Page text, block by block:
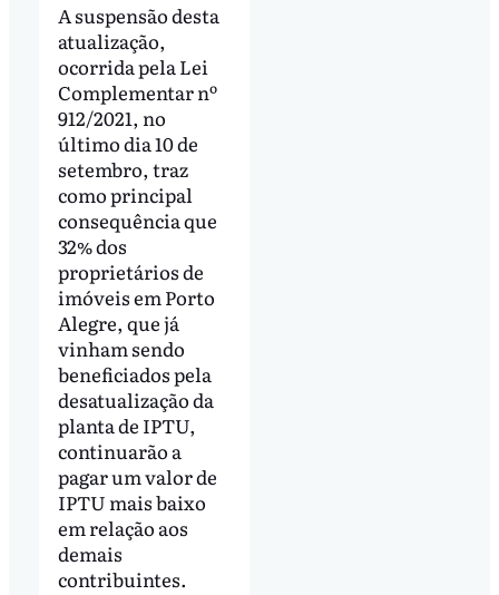
A suspensão desta
atualização,
ocorrida pela Lei
Complementar nº
912/2021, no
último dia 10 de
setembro, traz
como principal
consequência que
32% dos
proprietários de
imóveis em Porto
Alegre, que já
vinham sendo
beneficiados pela
desatualização da
planta de IPTU,
continuarão a
pagar um valor de
IPTU mais baixo
em relação aos
demais
contribuintes.